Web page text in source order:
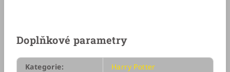
Doplňkové parametry
Kategorie:
Harry Potter